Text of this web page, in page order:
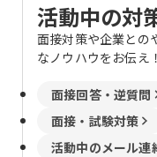
活動中の対
面接対策や企業との
なノウハウをお伝え！
面接回答・逆質問
面接・試験対策
活動中のメール連